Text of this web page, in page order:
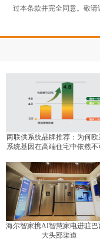
过本条款并完全同意。敬请
两联供系统品牌推荐：为何欧
系统基因在高端住宅中依然不
海尔智家携AI智慧家电进驻巴
大头部渠道